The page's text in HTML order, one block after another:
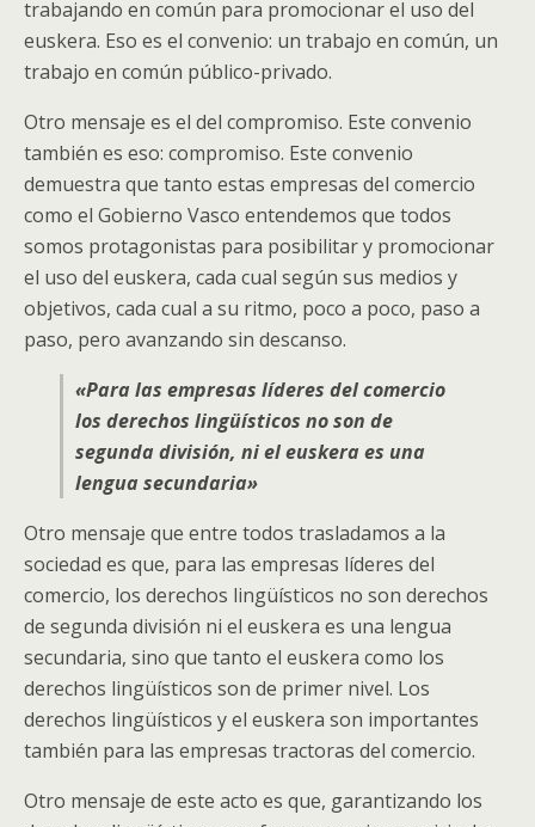
trabajando en común para promocionar el uso del
euskera. Eso es el convenio: un trabajo en común, un
trabajo en común público-privado.
Otro mensaje es el del compromiso. Este convenio
también es eso: compromiso. Este convenio
demuestra que tanto estas empresas del comercio
como el Gobierno Vasco entendemos que todos
somos protagonistas para posibilitar y promocionar
el uso del euskera, cada cual según sus medios y
objetivos, cada cual a su ritmo, poco a poco, paso a
paso, pero avanzando sin descanso.
«Para las empresas líderes del comercio
los derechos lingüísticos no son de
segunda división, ni el euskera es una
lengua secundaria»
Otro mensaje que entre todos trasladamos a la
sociedad es que, para las empresas líderes del
comercio, los derechos lingüísticos no son derechos
de segunda división ni el euskera es una lengua
secundaria, sino que tanto el euskera como los
derechos lingüísticos son de primer nivel. Los
derechos lingüísticos y el euskera son importantes
también para las empresas tractoras del comercio.
Otro mensaje de este acto es que, garantizando los